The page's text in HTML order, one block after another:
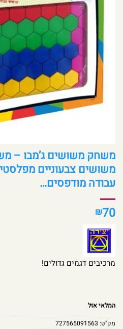
משחק משושים ג’מבו –
משושים צבעוניים
עבודה מודפסים…
₪70
מרכיבים דגמים גדולים!
המלאי אזל
מק"ט: 727565091563